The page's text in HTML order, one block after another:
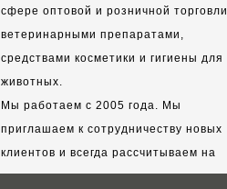
сфере оптовой и розничной торговли
ветеринарными препаратами,
средствами косметики и гигиены для
животных.
Мы работаем с 2005 года. Мы
приглашаем к сотрудничеству новых
клиентов и всегда рассчитываем на
взаимовыгодные, долгосрочные